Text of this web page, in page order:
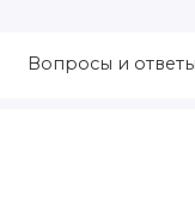
Вопросы и ответы